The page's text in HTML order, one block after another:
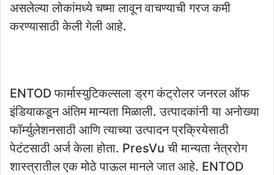
असलेल्या लोकांमध्ये चष्मा लावून वाचण्याची गरज कमी
करण्यासाठी केली गेली आहे.
ENTOD फार्मास्युटिकल्सला ड्रग कंट्रोलर जनरल ऑफ
इंडियाकडून अंतिम मान्यता मिळाली. उत्पादकांनी या अनोख्या
फॉर्म्युलेशनसाठी आणि त्याच्या उत्पादन प्रक्रियेसाठी
पेटंटसाठी अर्ज केला होता. PresVu ची मान्यता नेत्ररोग
शास्त्रातील एक मोठे पाऊल मानले जात आहे. ENTOD